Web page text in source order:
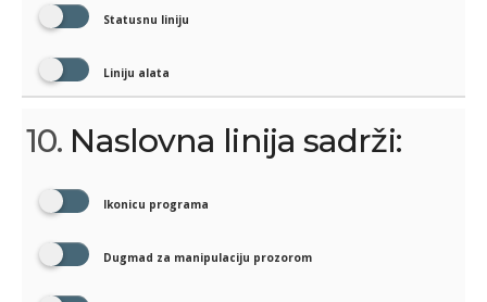
Statusnu liniju
Liniju alata
10. Naslovna linija sadrži:
Ikonicu programa
Dugmad za manipulaciju prozorom